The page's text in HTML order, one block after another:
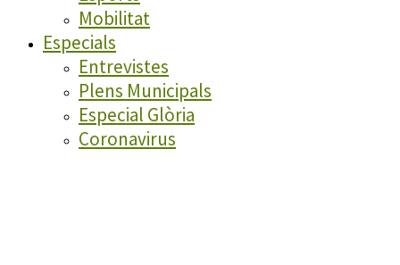
Mobilitat
Especials
Entrevistes
Plens Municipals
Especial Glòria
Coronavirus